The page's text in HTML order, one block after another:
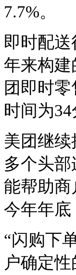
7.7%。
即时配
年来构
团即时
时间为
美团继
多个头
能帮助
今年年底
“闪购下
户确定